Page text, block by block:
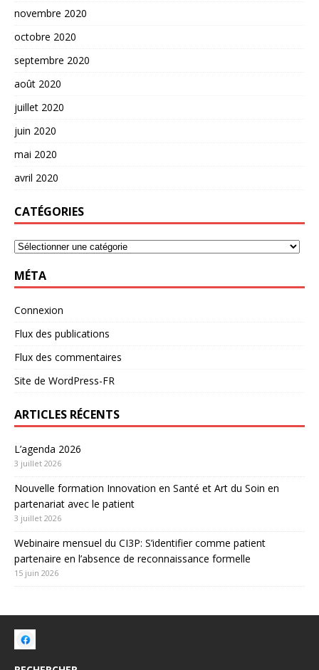
novembre 2020
octobre 2020
septembre 2020
août 2020
juillet 2020
juin 2020
mai 2020
avril 2020
CATÉGORIES
MÉTA
Connexion
Flux des publications
Flux des commentaires
Site de WordPress-FR
ARTICLES RÉCENTS
L’agenda 2026
3 juillet 2026
Nouvelle formation Innovation en Santé et Art du Soin en
partenariat avec le patient
3 juillet 2026
Webinaire mensuel du CI3P: S’identifier comme patient
partenaire en l’absence de reconnaissance formelle
15 juin 2026